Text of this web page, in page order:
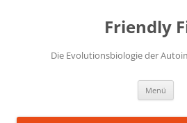
Friendly
Die Evolutionsbiologie der
Menü